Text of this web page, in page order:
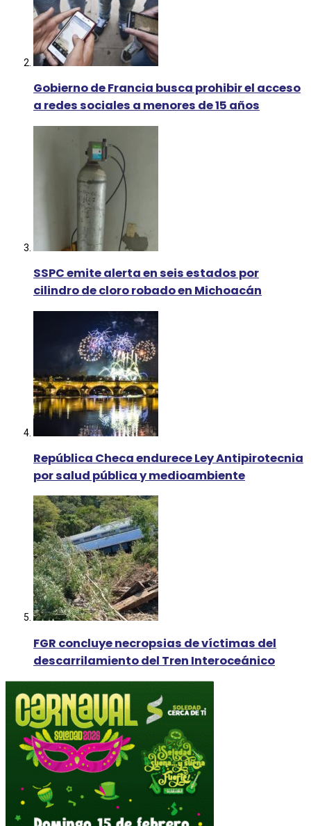
Gobierno de Francia busca prohibir el acceso
a redes sociales a menores de 15 años
SSPC emite alerta en seis estados por
cilindro de cloro robado en Michoacán
República Checa endurece Ley Antipirotecnia
por salud pública y medioambiente
FGR concluye necropsias de víctimas del
descarrilamiento del Tren Interoceánico